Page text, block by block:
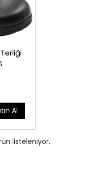
Al
listeleniyor.